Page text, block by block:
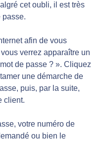
cet oubli, il est très
passe.
afin de vous
verrez apparaître un
de passe ? ». Cliquez
une démarche de
puis, par la suite,
client.
votre numéro de
ou bien le